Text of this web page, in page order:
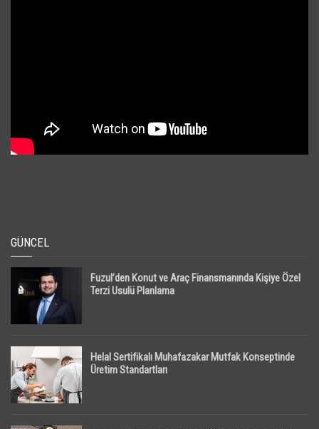
GÜNCEL
Fuzul’den Konut ve Araç Finansmanında Kişiye Özel
Terzi Usulü Planlama
Helal Sertifikalı Muhafazakar Mutfak Konseptinde
Üretim Standartları